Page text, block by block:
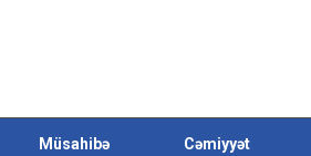
Müsahibə Cəmiyyət